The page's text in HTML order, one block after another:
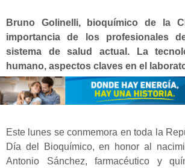
Bruno Golinelli, bioquímico de la
importancia de los profesionales
sistema de salud actual. La
humano, aspectos claves en el
Este lunes se conmemora en toda la
Día del Bioquímico, en honor al
Antonio Sánchez, farmacéutico y